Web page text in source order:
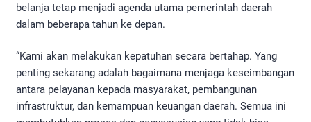
belanja tetap menjadi agenda utama pemerintah daerah
dalam beberapa tahun ke depan.
“Kami akan melakukan kepatuhan secara bertahap. Yang
penting sekarang adalah bagaimana menjaga keseimbangan
antara pelayanan kepada masyarakat, pembangunan
infrastruktur, dan kemampuan keuangan daerah. Semua ini